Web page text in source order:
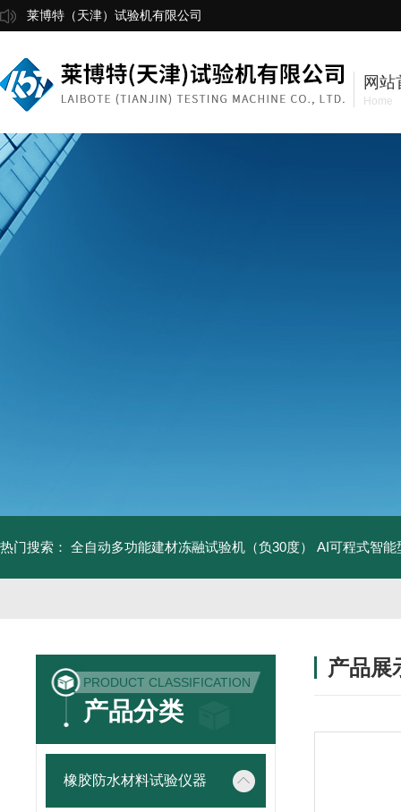
莱博特（天津）试验机有限公司
网站
Home
热门搜索： 全自动多功能建材冻融试验机（负30度） AI可程式智能
PRODUCT CLASSIFICATION
产品分类
橡胶防水材料试验仪器
产品展